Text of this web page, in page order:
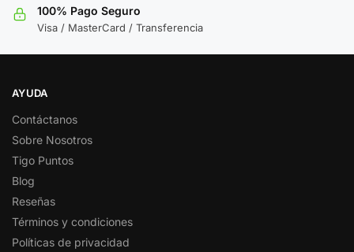
100% Pago Seguro
Visa / MasterCard / Transferencia
AYUDA
Contáctanos
Sobre Nosotros
Tigo Puntos
Blog
Reseñas
Términos y condiciones
Políticas de privacidad